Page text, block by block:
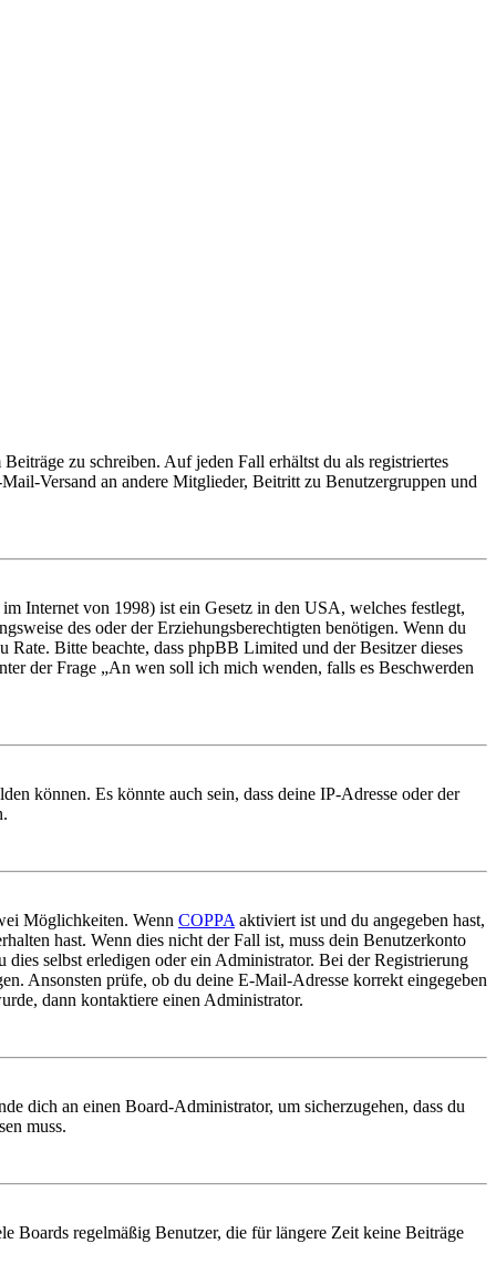
zu schreiben. Auf jeden Fall erhältst du als registriertes
Versand an andere Mitglieder, Beitritt zu Benutzergruppen und
Internet von 1998) ist ein Gesetz in den USA, welches festlegt,
des oder der Erziehungsberechtigten benötigen. Wenn du
Bitte beachte, dass phpBB Limited und der Besitzer dieses
der Frage „An wen soll ich mich wenden, falls es Beschwerden
können. Es könnte auch sein, dass deine IP-Adresse oder der
Möglichkeiten. Wenn COPPA aktiviert ist und du angegeben hast,
hast. Wenn dies nicht der Fall ist, muss dein Benutzerkonto
selbst erledigen oder ein Administrator. Bei der Registrierung
Ansonsten prüfe, ob du deine E-Mail-Adresse korrekt eingegeben
dann kontaktiere einen Administrator.
dich an einen Board-Administrator, um sicherzugehen, dass du
muss.
Boards regelmäßig Benutzer, die für längere Zeit keine Beiträge